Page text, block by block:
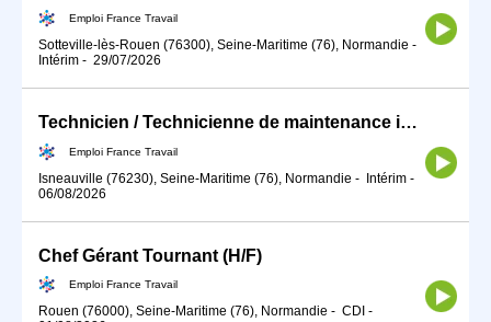
Emploi France Travail
Sotteville-lès-Rouen (76300), Seine-Maritime (76), Normandie -
Intérim - 29/07/2026
Technicien / Technicienne de maintenance industrielle polyvalente (H/F)
Emploi France Travail
Isneauville (76230), Seine-Maritime (76), Normandie - Intérim -
06/08/2026
Chef Gérant Tournant (H/F)
Emploi France Travail
Rouen (76000), Seine-Maritime (76), Normandie - CDI -